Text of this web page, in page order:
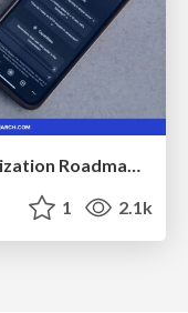
How to Build an AI Search Optimization Roadmap - Criteria and Steps to Take #SEOIRL
1 2.1k